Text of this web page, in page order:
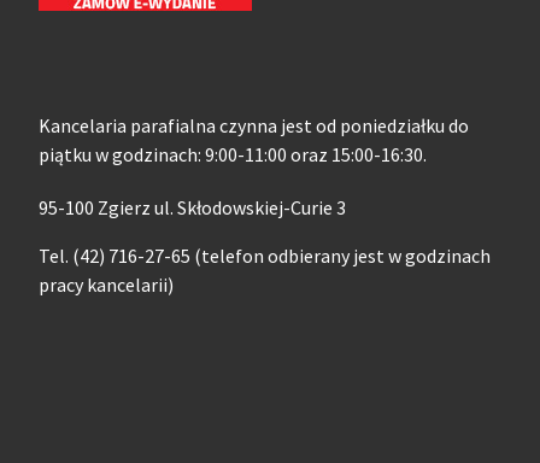
Kancelaria parafialna czynna jest od poniedziałku do
piątku w godzinach: 9:00-11:00 oraz 15:00-16:30.
95-100 Zgierz ul. Skłodowskiej-Curie 3
Tel. (42) 716-27-65 (telefon odbierany jest w godzinach
pracy kancelarii)